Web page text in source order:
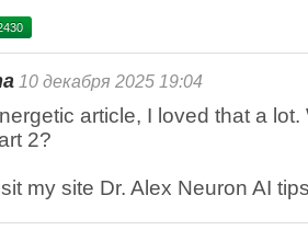
10 декабря 2025 19:04
article, I loved that a lot.
2?
my site Dr. Alex Neuron AI